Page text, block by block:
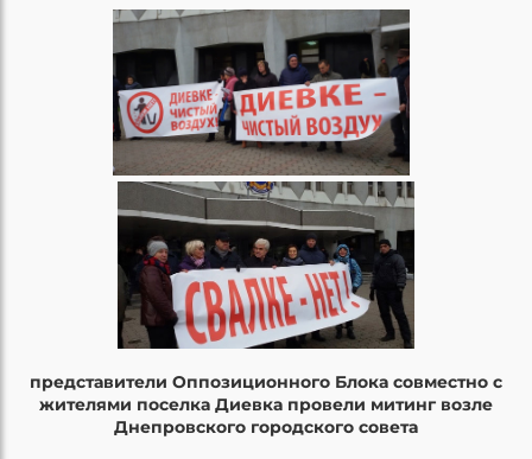
представители Оппозиционного Блока совместно с
жителями поселка Диевка провели митинг возле
Днепровского городского совета